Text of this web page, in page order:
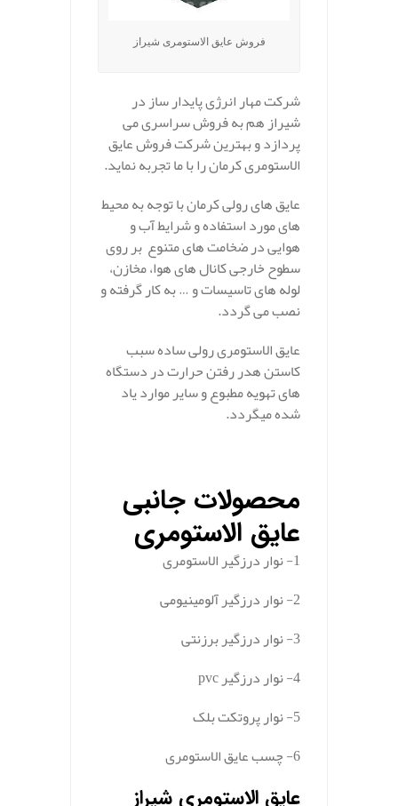
فروش عایق الاستومری شیراز
شرکت مهار انرژی پایدار ساز در
شیراز هم به فروش سراسری می
پردازد و بهترین شرکت فروش عایق
الاستومری کرمان را با ما تجربه نماید.
عایق های رولی کرمان با توجه به محیط
های مورد استفاده و شرایط آب و
هوایی در ضخامت های متنوع بر روی
سطوح خارجی کانال های هوا، مخازن،
لوله های تاسیسات و … به کار گرفته و
نصب می گردد.
عایق الاستومری رولی ساده سبب
کاستن هدر رفتن حرارت در دستگاه
های تهویه مطبوع و سایر موارد یاد
شده میگردد.
محصولات جانبی
عایق الاستومری
1- نوار درزگیر الاستومری
2- نوار درزگیر آلومینیومی
3- نوار درزگیر برزنتی
4- نوار درزگیر pvc
5- نوار پروتکت بلک
6- چسب عایق الاستومری
عایق الاستومری شیراز